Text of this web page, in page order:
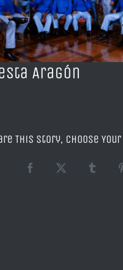
ACERCA DE
Aragón
This Story, Choose
Facebook
X Tumblr